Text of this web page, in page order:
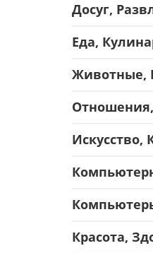
Досуг,
Еда,
Животные,
Искусство,
Красота,